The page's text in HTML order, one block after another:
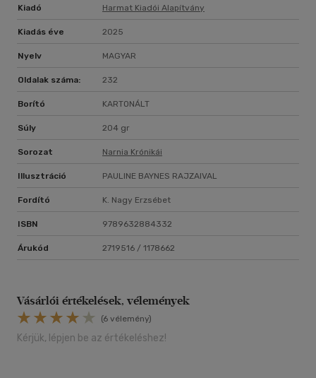
Kiadó Harmat Kiadói Alapítvány
Kiadás éve 2025
Nyelv MAGYAR
Oldalak száma: 232
Borító KARTONÁLT
Súly 204 gr
Sorozat Narnia Krónikái
Illusztráció PAULINE BAYNES RAJZAIVAL
Fordító K. Nagy Erzsébet
ISBN 9789632884332
Árukód 2719516 / 1178662
Vásárlói értékelések, vélemények
(6 vélemény)
Kérjük, lépjen be az értékeléshez!